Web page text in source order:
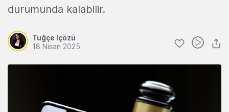
durumunda kalabilir.
Tuğçe İçözü
18 Nisan 2025